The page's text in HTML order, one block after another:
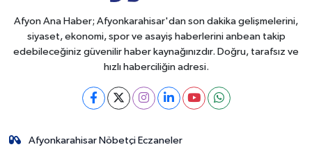
Afyon Ana Haber; Afyonkarahisar'dan son dakika gelişmelerini,
siyaset, ekonomi, spor ve asayiş haberlerini anbean takip
edebileceğiniz güvenilir haber kaynağınızdır. Doğru, tarafsız ve
hızlı haberciliğin adresi.
Afyonkarahisar Nöbetçi Eczaneler